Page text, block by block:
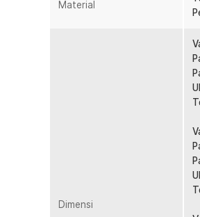
Sering bawa barang di motor
mengikat barang dengan lebih
Ikat Barang Lebih Kuat dan
Tali elastis dengan daya tarik
Kait Logam Kokoh dan
Dilengkapi pengait berbahan
mudah terlepas saat
Bahan Elastis Tebal dan
Material
Dimensi